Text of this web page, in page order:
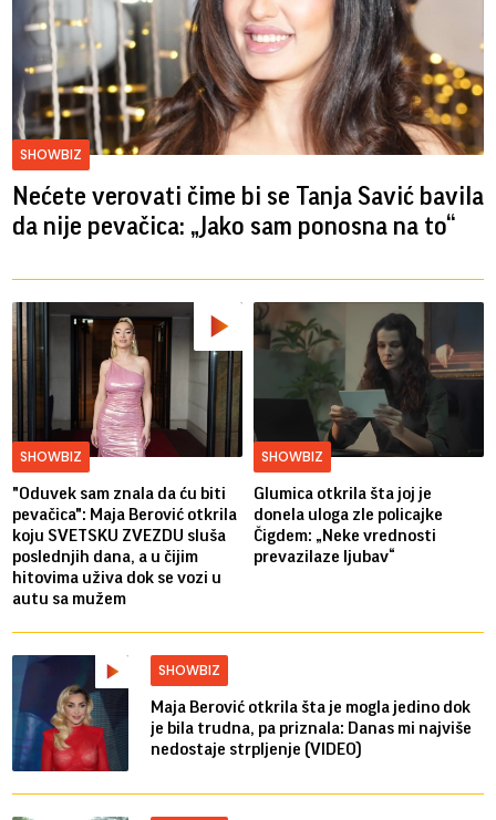
SHOWBIZ
Nećete verovati čime bi se Tanja Savić bavila
da nije pevačica: „Jako sam ponosna na to“
SHOWBIZ
"Oduvek sam znala da ću biti
pevačica": Maja Berović otkrila
koju SVETSKU ZVEZDU sluša
poslednjih dana, a u čijim
hitovima uživa dok se vozi u
autu sa mužem
SHOWBIZ
Glumica otkrila šta joj je
donela uloga zle policajke
Čigdem: „Neke vrednosti
prevazilaze ljubav“
SHOWBIZ
Maja Berović otkrila šta je mogla jedino dok
je bila trudna, pa priznala: Danas mi najviše
nedostaje strpljenje (VIDEO)